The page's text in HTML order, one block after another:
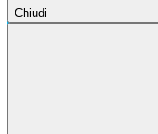
Chiudi